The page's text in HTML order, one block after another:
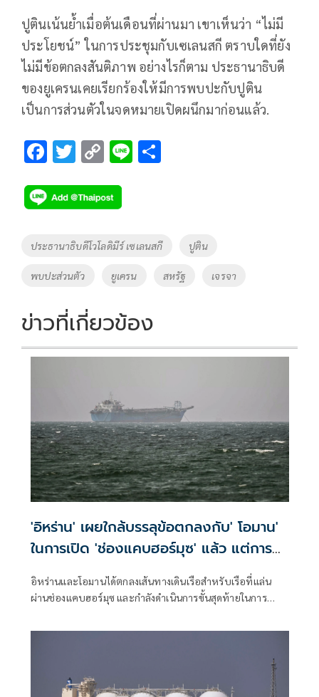
ปูตินเน้นย้ำเมื่อต้นเดือนที่ผ่านมา เขาเห็นว่า “ไม่มี
ประโยชน์” ในการประชุมกับเซเลนสกี ตราบใดที่ยัง
ไม่มีข้อตกลงสันติภาพ อย่างไรก็ตาม ประธานาธิบดี
ของยูเครนเคยเรียกร้องให้มีการพบปะกับปูติน
เป็นการส่วนตัวในจดหมายเปิดผนึกมาก่อนแล้ว.
F
e
b
o
o
k
T
tt
er
C
p
y
Li
k
Li
Tags
ประธานาธิบดีโวโลดิมีร์ เซเลนสกี ปูติน
พบปะส่วนตัว ยูเครน สหรัฐ เจรจา
ข่าวที่เกี่ยวข้อง
'อิหร่าน' เผยใกล้บรรลุข้อตกลงกับ' โอมาน'
ในการเปิด 'ช่องแคบฮอร์มุซ' แล้ว แต่การ
อิหร่านและโอมานได้ตกลงเส้นทางเดินเรือสำหรับเรือที่แล่น
ผ่านช่องแคบฮอร์มุซ และกำลังดำเนินการขั้นสุดท้ายในการ
กล่าวเมื่อวันพุธที่ผ่านมา แม้ว่าเหตุการณ์ด้านความมั่นคงล่าสุด